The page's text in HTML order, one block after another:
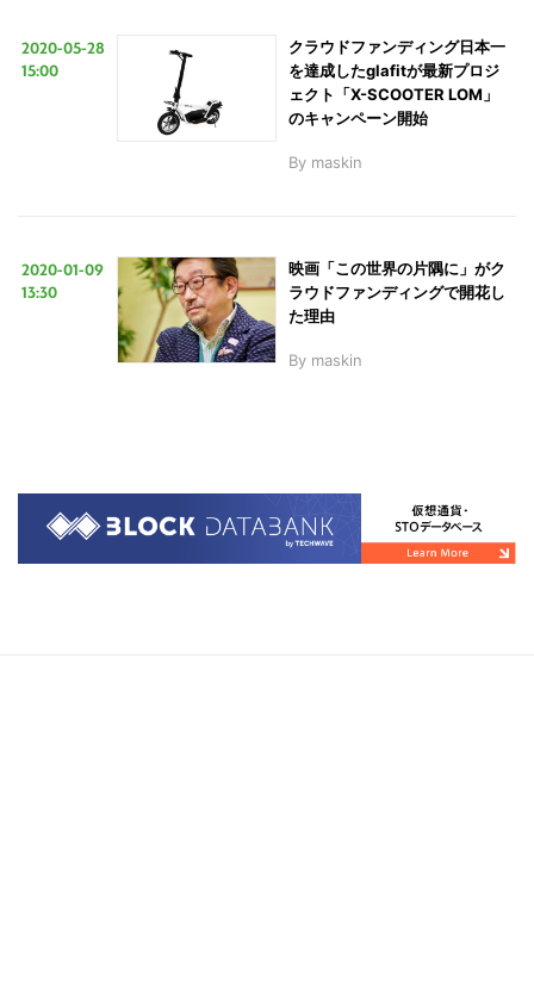
2020-05-28
15:00
クラウドファンディング日本一
を達成したglafitが最新プロジ
ェクト「X-SCOOTER LOM」
のキャンペーン開始
By maskin
2020-01-09
13:30
映画「この世界の片隅に」がク
ラウドファンディングで開花し
た理由
By maskin